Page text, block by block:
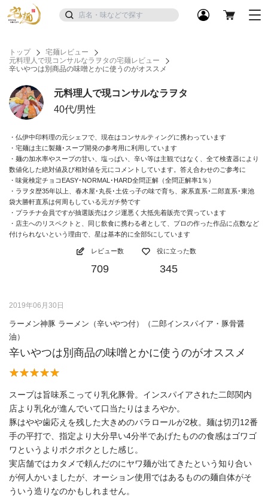
トップ
宅麺レビュー
元料理人で現コンサルなラヲタの宅麺レビュー
辛いやつは別商品の味噌とかに使うのがオススメ
元料理人で現コンサルなラヲタ
40代/男性
・仏伊中印料理の元シェフで、現在はコンサルティングに携わっています
・宅麺は主に製麺･スープ開発の参考用に利用しています
・麺の加水率やスープの甘い、塩っぱい、辛い等は主観ではなく、全て検査器により
数値化した絶対値及び相対値を元にコメントしています。答え合わせのご参考に
・味覚検定チョコEASY･NORMAL･HARD全問正解（全問正解率1％）
・ラヲタ歴35年以上、春木屋･丸長･土佐っ子の味で育ち、家系直系･二郎直系･東池
袋大勝軒直系は何周もしている元ガチ勢です
・プラチナ会員ですが抽選販売はクジ運悪く大抵先着販売で買っています
・店主へのリスペクトと、同じ飲食に携わる者として、プロの作った作品に点数など
付けられないという理由で、星は基本的に全部5にしています
レビュー数
709
役に立った数
345
2019年06月30日
ラーメン神豚 ラーメン（辛いやつ付）（二郎インスパイア・豚骨醤
油）
辛いやつは別商品の味噌とかに使うのがオススメ
スープは旨味系こってり乳化豚骨。インスパイアされた二郎関内
店より乳化が進んでいて口当たりはまろやか。
豚はやや歯応えを残した大きめのバラロールが2枚。麺は切刃12番
手の平打で、指定より大分早い4分半であげたものの食感はゴワゴ
ワというよりポクポクとした感じ。
実店舗ではカタメで頼んだのにヤワ麺が出てきたという知り合い
が何人かいましたが、オーション使用ではあるものの麺自体がそ
ういう造りなのかもしれません。